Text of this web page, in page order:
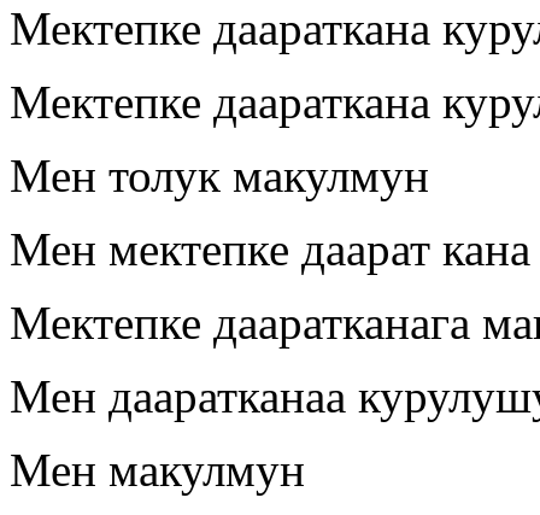
Мектепке даараткана
Мектепке даараткана
Мен толук макулмун
Мен мектепке даарат
Мектепке дааратканага
Мен дааратканаа
Мен макулмун